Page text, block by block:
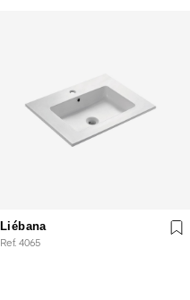
Liébana
Ref. 4065